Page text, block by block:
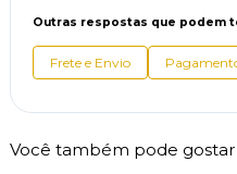
Outras respostas que podem
Frete e Envio
Você também pode